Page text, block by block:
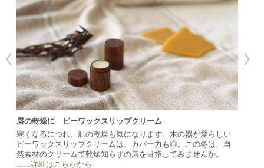
唇の乾燥に ビーワックスリップクリーム
寒くなるにつれ、肌の乾燥も気になります。木の器が愛らしい
ビーワックスリップクリームは、カバー力も◎。この冬は、自
然素材のクリームで乾燥知らずの唇を目指してみませんか。
......詳細はこちらから